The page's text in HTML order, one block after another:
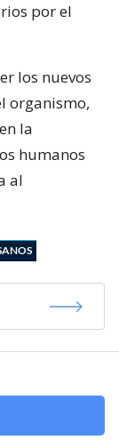
por el
los nuevos
organismo,
la
humanos
al